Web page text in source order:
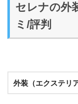
セレナの外
ミ/評判
外装（エクステリア